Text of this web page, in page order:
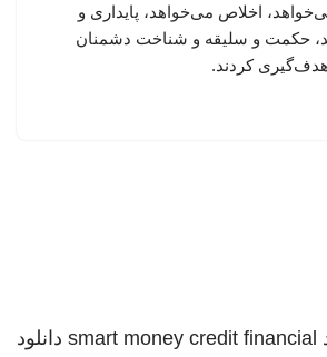
اخلاص می‌خواهد، پایداری و
حکمت و سلیقه و شناخت دشمنان
کردند.
smart money credit financial دانلود